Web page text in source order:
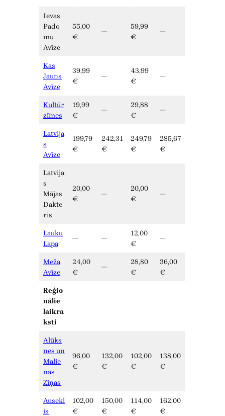
Ievas
Pado
mu
Avīze
55,00
€
—
59,99
€
—
Kas
Jauns
Avīze
39,99
€
—
43,99
€
—
Kultūr
zīmes
19,99
€
—
29,88
€
—
Latvija
s
Avīze
199,79
€
242,31
€
249,79
€
285,67
€
Latvija
s
Mājas
Dakte
ris
20,00
€
—
20,00
€
—
Lauku
Lapa
— —
12,00
€
—
Meža
Avīze
24,00
€
—
28,80
€
36,00
€
Reģio
nālie
laikra
ksti
Alūks
nes un
Malie
nas
Ziņas
96,00
€
132,00
€
102,00
€
138,00
€
Ausekl
is
102,00
€
150,00
€
114,00
€
162,00
€